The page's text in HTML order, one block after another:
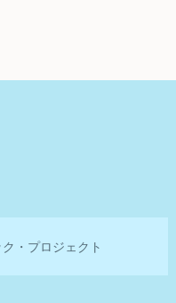
ク・プロジェクト